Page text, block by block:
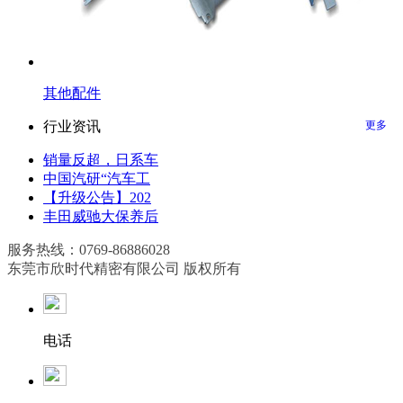
其他配件
行业资讯 更多
销量反超，日系车
中国汽研“汽车工
【升级公告】202
丰田威驰大保养后
服务热线：0769-86886028
东莞市欣时代精密有限公司 版权所有
电话